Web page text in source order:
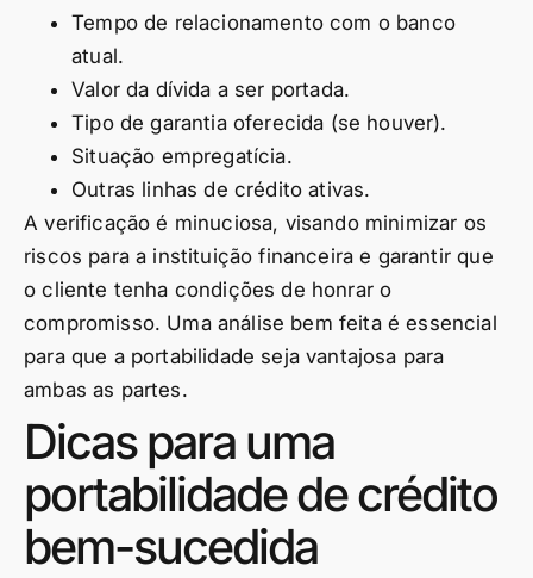
Tempo de relacionamento com o banco
atual.
Valor da dívida a ser portada.
Tipo de garantia oferecida (se houver).
Situação empregatícia.
Outras linhas de crédito ativas.
A verificação é minuciosa, visando minimizar os
riscos para a instituição financeira e garantir que
o cliente tenha condições de honrar o
compromisso. Uma análise bem feita é essencial
para que a portabilidade seja vantajosa para
ambas as partes.
Dicas para uma
portabilidade de crédito
bem-sucedida